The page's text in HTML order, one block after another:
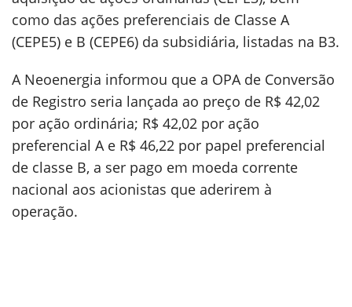
como das ações preferenciais de Classe A
(CEPE5) e B (CEPE6) da subsidiária, listadas na B3.
A Neoenergia informou que a OPA de Conversão
de Registro seria lançada ao preço de R$ 42,02
por ação ordinária; R$ 42,02 por ação
preferencial A e R$ 46,22 por papel preferencial
de classe B, a ser pago em moeda corrente
nacional aos acionistas que aderirem à
operação.